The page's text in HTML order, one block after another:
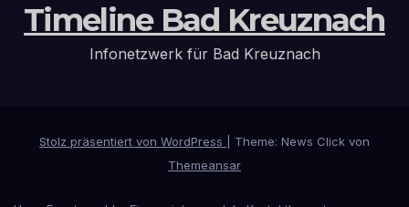
Timeline Bad Kreuznach
Infonetzwerk für Bad Kreuznach
Stolz präsentiert von WordPress
Theme: News Click von
Themeansar